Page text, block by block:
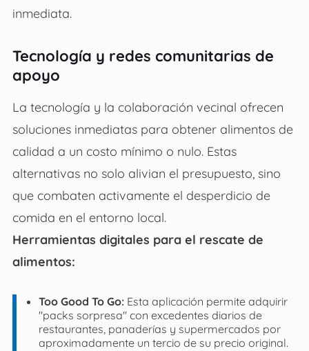
inmediata.
Tecnología y redes comunitarias de
apoyo
La tecnología y la colaboración vecinal ofrecen
soluciones inmediatas para obtener alimentos de
calidad a un costo mínimo o nulo. Estas
alternativas no solo alivian el presupuesto, sino
que combaten activamente el desperdicio de
comida en el entorno local.
Herramientas digitales para el rescate de
alimentos:
Too Good To Go:Esta aplicación permite adquirir
"packs sorpresa" con excedentes diarios de
restaurantes, panaderías y supermercados por
aproximadamente un tercio de su precio original.